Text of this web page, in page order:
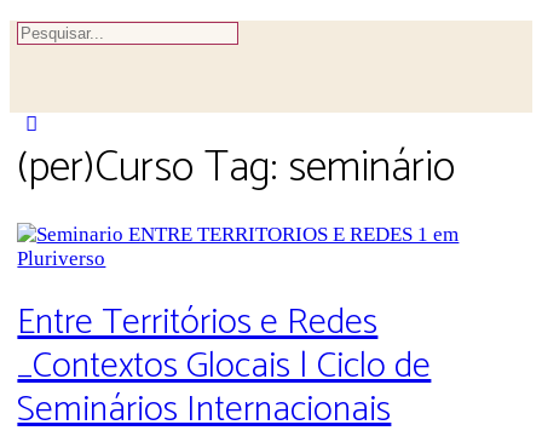
Procurar
search
(per)Curso Tag: seminário
Entre Territórios e Redes
_Contextos Glocais | Ciclo de
Seminários Internacionais